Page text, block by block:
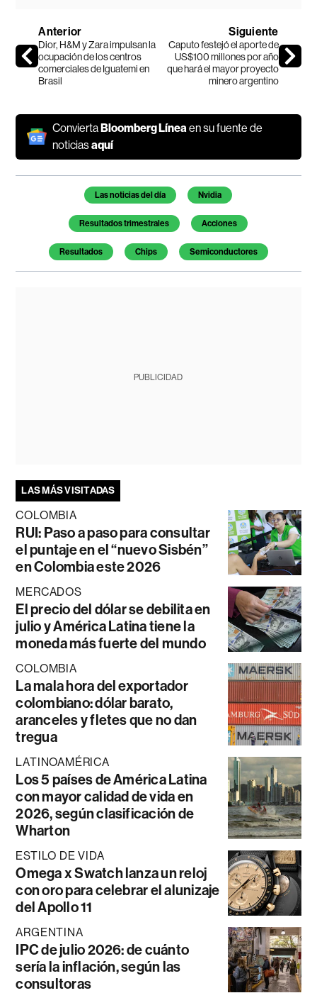
Anterior
Dior, H&M y Zara impulsan la
ocupación de los centros
comerciales de Iguatemi en
Brasil
Siguiente
Caputo festejó el aporte de
US$100 millones por año
que hará el mayor proyecto
minero argentino
ConviertaBloomberg Línea en su fuente de
noticiasaquí
Temas de este artículo
Las noticias del día Nvidia
Resultados trimestrales Acciones
Resultados Chips Semiconductores
PUBLICIDAD
LAS MÁS VISITADAS
COLOMBIA
RUI: Paso a paso para consultar
el puntaje en el “nuevo Sisbén”
en Colombia este 2026
MERCADOS
El precio del dólar se debilita en
julio y América Latina tiene la
moneda más fuerte del mundo
COLOMBIA
La mala hora del exportador
colombiano: dólar barato,
aranceles y fletes que no dan
tregua
LATINOAMÉRICA
Los 5 países de América Latina
con mayor calidad de vida en
2026, según clasificación de
Wharton
ESTILO DE VIDA
Omega x Swatch lanza un reloj
con oro para celebrar el alunizaje
del Apollo 11
ARGENTINA
IPC de julio 2026: de cuánto
sería la inflación, según las
consultoras